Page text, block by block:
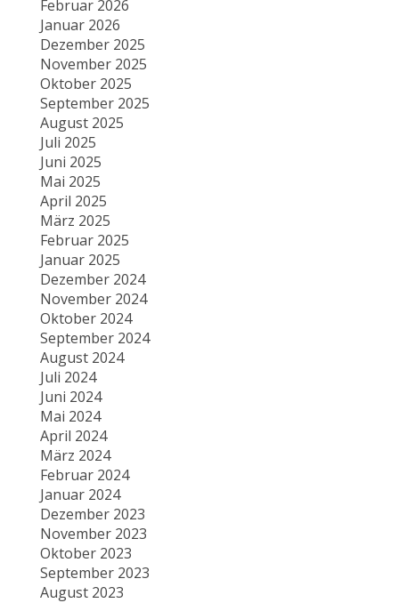
Februar 2026
Januar 2026
Dezember 2025
November 2025
Oktober 2025
September 2025
August 2025
Juli 2025
Juni 2025
Mai 2025
April 2025
März 2025
Februar 2025
Januar 2025
Dezember 2024
November 2024
Oktober 2024
September 2024
August 2024
Juli 2024
Juni 2024
Mai 2024
April 2024
März 2024
Februar 2024
Januar 2024
Dezember 2023
November 2023
Oktober 2023
September 2023
August 2023